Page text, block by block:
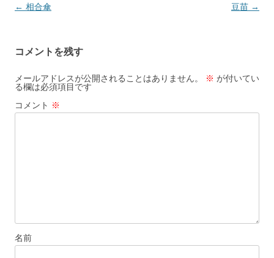
投
ビ
ゲ
ー
シ
← 相合傘 豆苗 →
コメントを残す
メールアドレスが公開されることはありません。 ※ が付いてい
る欄は必須項目です
コメント ※
名前